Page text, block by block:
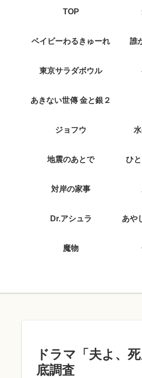
TOP
ベイビーわるきゅーれ 誰
東京サラダボウル
あきない世傳 金と銀２
ジョフウ
地震のあとで ひ
対岸の家事
Dr.アシュラ あや
魔物
ドラマ「夫よ、
底調査